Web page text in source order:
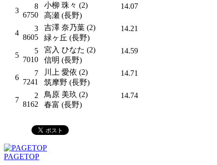
3
8
6750
小柳 珠々 (2)
高瀬 (長野)
14.07
4
3
8605
吉澤 奈乃葉 (2)
緑ヶ丘 (長野)
14.21
5
5
7010
宮入 ひなた (2)
信明 (長野)
14.59
6
7
7241
川上 愛依 (2)
筑摩野 (長野)
14.71
7
2
8162
鳥原 美玖 (2)
春富 (長野)
14.74
PAGETOP